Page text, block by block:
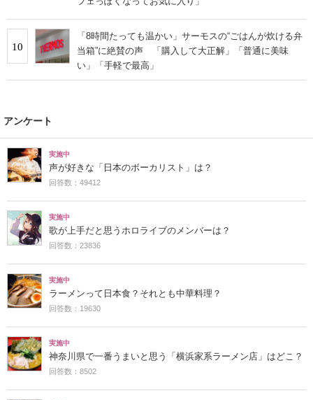
10
「8時間たっても温かい」サーモスの“ごはんが炊ける弁
当箱”に絶賛の声 「購入して大正解」「普通に美味
い」「手軽で最高」
アンケート
実施中
声が好きな「日本のボーカリスト」は？
回答数：49412
実施中
歌が上手だと思うホロライブのメンバーは？
回答数：23836
実施中
ラーメンって日本食？それとも中華料理？
回答数：19630
実施中
神奈川県で一番うまいと思う「横浜家系ラーメン店」はどこ？
回答数：8502